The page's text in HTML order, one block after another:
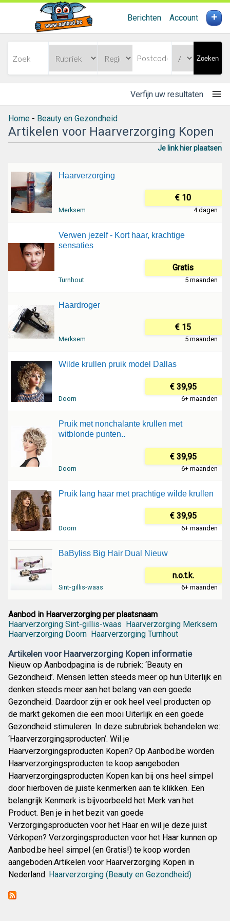
Berichten Account +
Zoeken
Verfijn uw resultaten
Home - Beauty en Gezondheid
Artikelen voor Haarverzorging Kopen
Je link hier plaatsen
Haarverzorging
€ 10
Merksem 4 dagen
Verwen jezelf - Kort haar, krachtige
sensaties
Gratis
Turnhout 5 maanden
Haardroger
€ 15
Merksem 5 maanden
Wilde krullen pruik model Dallas
€ 39,95
Doorn 6+ maanden
Pruik met nonchalante krullen met
witblonde punten..
€ 39,95
Doorn 6+ maanden
Pruik lang haar met prachtige wilde krullen
€ 39,95
Doorn 6+ maanden
BaByliss Big Hair Dual Nieuw
n.o.t.k.
Sint-gillis-waas 6+ maanden
Aanbod in Haarverzorging per plaatsnaam
Haarverzorging Sint-gillis-waas
Haarverzorging Merksem
Haarverzorging Doorn Haarverzorging Turnhout
Artikelen voor Haarverzorging Kopen informatie
Nieuw op Aanbodpagina is de rubriek: ‘Beauty en
Gezondheid’. Mensen letten steeds meer op hun Uiterlijk en
denken steeds meer aan het belang van een goede
Gezondheid. Daardoor zijn er ook heel veel producten op
de markt gekomen die een mooi Uiterlijk en een goede
Gezondheid stimuleren. In deze subrubriek behandelen we:
‘Haarverzorgingsproducten’. Wil je
Haarverzorgingsproducten Kopen? Op Aanbod.be worden
Haarverzorgingsproducten te koop aangeboden.
Haarverzorgingsproducten Kopen kan bij ons heel simpel
door hierboven de juiste kenmerken aan te klikken. Een
belangrijk Kenmerk is bijvoorbeeld het Merk van het
Product. Ben je in het bezit van goede
Verzorgingsproducten voor het Haar en wil je deze juist
Vérkopen? Verzorgingsproducten voor het Haar kunnen op
Aanbod.be heel simpel (en Gratis!) te koop worden
aangeboden.Artikelen voor Haarverzorging Kopen in
Nederland: Haarverzorging (Beauty en Gezondheid)